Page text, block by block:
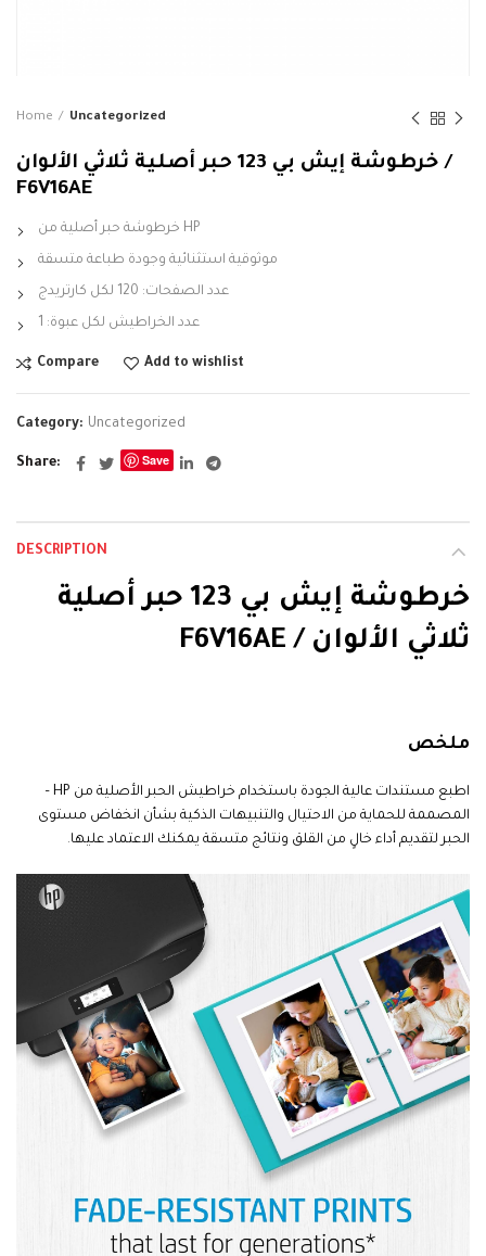
Home Uncategorized
خرطوشة إيش بي 123 حبر أصلية ثلاثي الألوان /
F6V16AE
خرطوشة حبر أصلية من HP
موثوقية استثنائية وجودة طباعة متسقة
عدد الصفحات: 120 لكل كارتريدج
عدد الخراطيش لكل عبوة: 1
Compare Add to wishlist
Category: Uncategorized
Share Save
DESCRIPTION
خرطوشة إيش بي 123 حبر أصلية
ثلاثي الألوان / F6V16AE
ملخص
اطبع مستندات عالية الجودة باستخدام خراطيش الحبر الأصلية من HP –
المصممة للحماية من الاحتيال والتنبيهات الذكية بشأن انخفاض مستوى
الحبر لتقديم أداء خالٍ من القلق ونتائج متسقة يمكنك الاعتماد عليها.